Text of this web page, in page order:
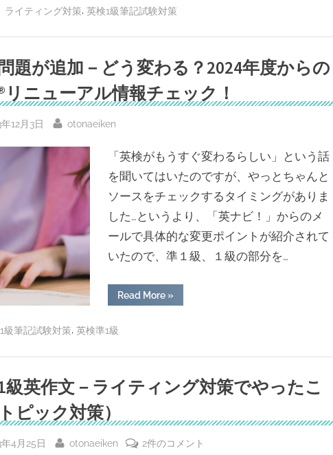
削
「Weblio
Study(ウ
ブ
リ
オ
っ
ど
な
じ？
英
検
１
級
ホ
ダ
ー
が
ー”
ライティング対策 英検1級筆記試験対策
題が追加－どう変わる？2024年度からの
リニューアル情報チェック！
12月3日 By
otonaeiken
「英検がもうすぐ変わるらしい」という話
を聞いてはいたのですが、やっとちゃんと
ソースをチェックするタイミングがありま
した…というより、「英ナビ！」からのメ
ールで具体的な変更ポイントが紹介されて
いたので、準１級、１級の部分を…
Read More“要
約
う
変
2024
度
か
»
級筆記試験対策 英検準1級
級英作文－ライティング対策でやったこ
ピック対策）
4月25日 By
otonaeiken
英
2件のコメント